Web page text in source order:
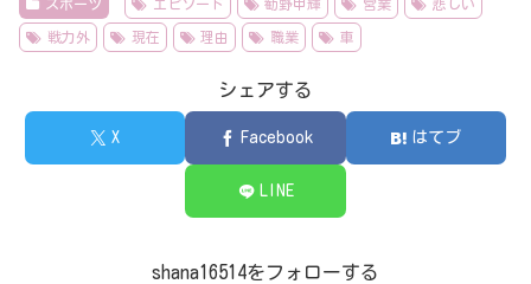
スポーツ エピソード 勧野甲輝 営業 悲しい
戦力外 現在 理由 職業 車
シェアする
X Facebook はてブ
LINE
shana16514をフォローする